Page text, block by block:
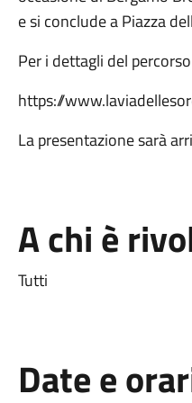
e si conclude a Piazza
Per i dettagli del
https://
La presentazione sarà
A chi è
Tutti
Date e